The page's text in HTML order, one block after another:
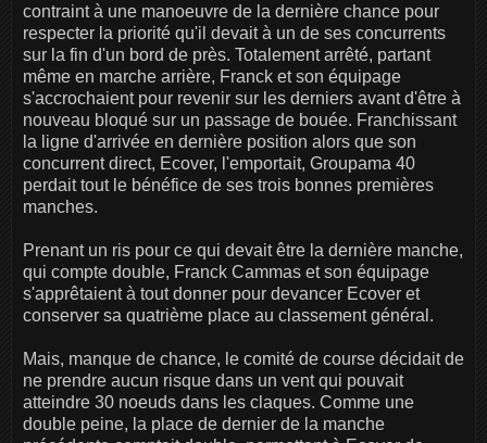
contraint à une manoeuvre de la dernière chance pour
respecter la priorité qu'il devait à un de ses concurrents
sur la fin d'un bord de près. Totalement arrêté, partant
même en marche arrière, Franck et son équipage
s'accrochaient pour revenir sur les derniers avant d'être à
nouveau bloqué sur un passage de bouée. Franchissant
la ligne d'arrivée en dernière position alors que son
concurrent direct, Ecover, l'emportait, Groupama 40
perdait tout le bénéfice de ses trois bonnes premières
manches.
Prenant un ris pour ce qui devait être la dernière manche,
qui compte double, Franck Cammas et son équipage
s'apprêtaient à tout donner pour devancer Ecover et
conserver sa quatrième place au classement général.
Mais, manque de chance, le comité de course décidait de
ne prendre aucun risque dans un vent qui pouvait
atteindre 30 noeuds dans les claques. Comme une
double peine, la place de dernier de la manche